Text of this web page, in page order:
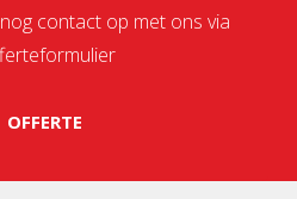
contact op met ons via
OFFERTE